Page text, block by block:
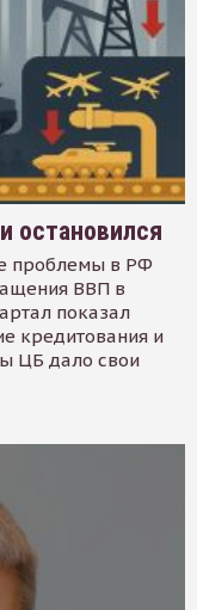
остановился
проблемы в РФ
ВВП в
показал
кредитования и
ЦБ дало свои